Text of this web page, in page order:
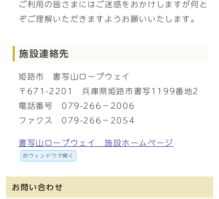
ご利用の皆さまにはご迷惑をおかけしますが何と
ぞご理解いただきますようお願いいたします。
施設連絡先
姫路市 書写山ロープウェイ
〒671-2201 兵庫県姫路市書写1199番地2
電話番号 079-266－2006
ファクス 079-266－2054
書写山ロープウェイ 施設ホームページ
別ウィンドウで開く
お問い合わせ